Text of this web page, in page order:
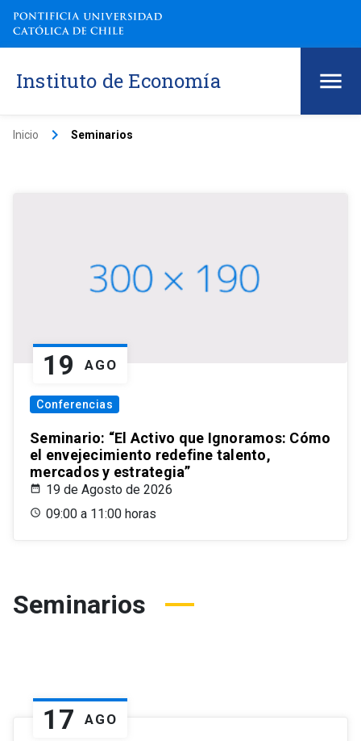
Instituto de Economía
Inicio keyboard_arrow_right Seminarios
19 AGO
Conferencias
Seminario: “El Activo que Ignoramos: Cómo
el envejecimiento redefine talento,
mercados y estrategia”
19 de Agosto de 2026
09:00 a 11:00 horas
Seminarios
17 AGO